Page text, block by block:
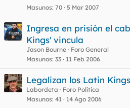
Masunos 70 5 Mar 2007
Ingresa en prisión el
Kings' vincula
Jason Bourne
Foro General
Masunos 33 11 Feb 2006
Legalizan los Latin
Labordeta
Foro Política
Masunos 41 14 Ago 2006